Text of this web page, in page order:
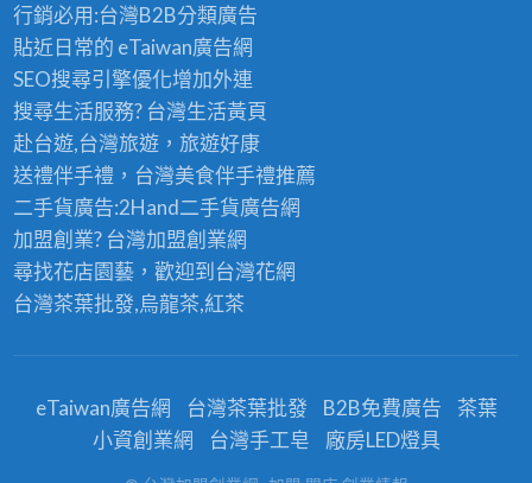
行銷必用:台灣B2B分類廣告
貼近日常的 eTaiwan廣告網
SEO搜尋引擎優化增加外連
搜尋生活服務? 台灣生活黃頁
赴台遊,台灣旅遊，旅遊好康
送禮伴手禮，台灣美食伴手禮推薦
二手貨廣告:2Hand二手貨廣告網
加盟創業? 台灣加盟創業網
尋找花店園藝，歡迎到台灣花網
台灣茶葉批發,烏龍茶,紅茶
eTaiwan廣告網 台灣茶葉批發 B2B免費廣告
茶葉
小資創業網
台灣手工皂 廠房LED燈具